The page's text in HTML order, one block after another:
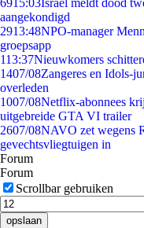
6915:03Israël meldt dood
aangekondigd
2913:48NPO-manager
groepsapp
113:37Nieuwkomers
1407/08Zangeres en Idols-
overleden
1007/08Netflix-abonnees
uitgebreide GTA VI trailer
2607/08NAVO zet wegens
gevechtsvliegtuigen in
Forum
Forum
Scrollbar gebruiken
opslaan